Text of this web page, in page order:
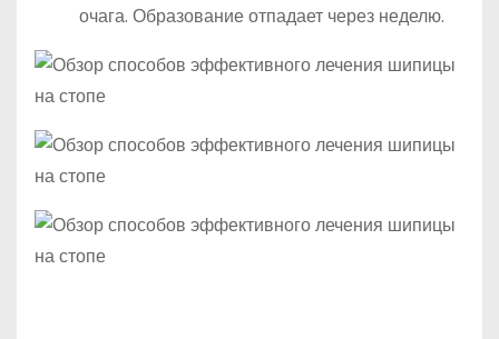
очага. Образование отпадает через неделю.